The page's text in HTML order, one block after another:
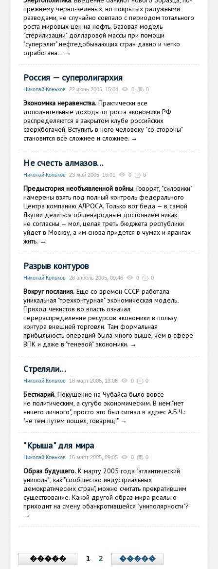
прежнему черно-зеленых, но покрытых радужными
разводами, не случайно совпало с периодом тотального
роста мировых цен на нефть. Базовая модель
"стерилизации" долларовой массы при помощи
"суперэлит" нефтедобывающих стран давно и четко
отработана… →
Россия — суперолигархия
Николай Коньков 22 июнь 2005, 15:04 0 0
Экономика неравенства. Практически все
дополнительные доходы от роста экономики РФ
распределяются в закрытом клубе российских
сверхбогачей. Вступить в него человеку "со стороны"
становится всё сложнее и сложнее. →
Не счесть алмазов…
Николай Коньков 23 май 2005, 16:01 0 0
Предыстория необъявленной войны. Говорят, "силовики"
намерены взять под полный контроль федерального
Центра компанию АЛРОСА. Только вот беда — в самой
Якутии делиться общенародным достоянием никак
не согласны — мол, целая треть бюджета республики
уйдет в Москву, а им снова придется в чумах и ярангах
жить. →
Разрыв контуров
Николай Коньков 26 апрель 2005, 09:46 0 0
Вокруг послания. Еще со времен СССР работала
уникальная "трехконтурная" экономическая модель
Приход чекистов во власть означал
перераспределение ресурсов экономики в пользу
контура внешней торговли. Там формальная
прибыльность операций была много выше, чем в сфере
ВПК и даже в "теневой" экономики. →
Стреляли…
Николай Коньков 18 март 2005, 13:06 0 0
Бестиарий. Покушение на Чубайса было вовсе
не политическим, а сугубо экономическим. В нем "нет
ничего личного", просто это был сигнал в адрес А.Б.Ч.:
"не тем путем пошел, товарищ!" →
"Крыша" для мира
Николай Коньков 16 март 2005, 09:05 0 0
Образ будущего. К марту 2005 года "атлантический
униполь" ,как "сообщество индустриальных
демократических стран", можно считать прекратившим
существование. Какой другой образ мира реально
приходит на смену обанкротившейся "униполярности"?
→
����� 1 2 �����